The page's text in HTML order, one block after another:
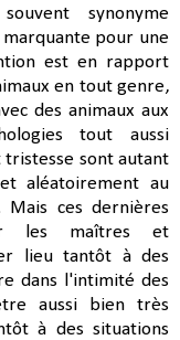
synonyme
pour une
est en rapport
en tout genre,
des animaux aux
tout aussi
tristesse sont autant
aléatoirement au
Mais ces dernières
les maîtres et
lieu tantôt à des
dans l'intimité des
aussi bien très
à des situations